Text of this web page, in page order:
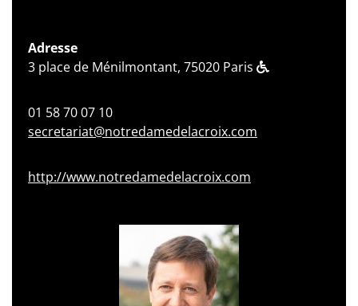
Adresse
3 place de Ménilmontant, 75020 Paris
01 58 70 07 10
secretariat@notredamedelacroix.com
http://www.notredamedelacroix.com